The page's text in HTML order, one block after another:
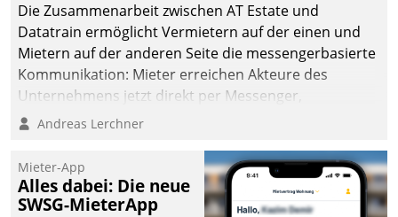
Die Zusammenarbeit zwischen AT Estate und
Datatrain ermöglicht Vermietern auf der einen und
Mietern auf der anderen Seite die messengerbasierte
Kommunikation: Mieter erreichen Akteure des
Unternehmens jetzt direkt per Messenger,
Mitarbeiter oder Dienstleister empfangen oder
Andreas Lerchner
Mieter-App
Alles dabei: Die neue
SWSG-MieterApp